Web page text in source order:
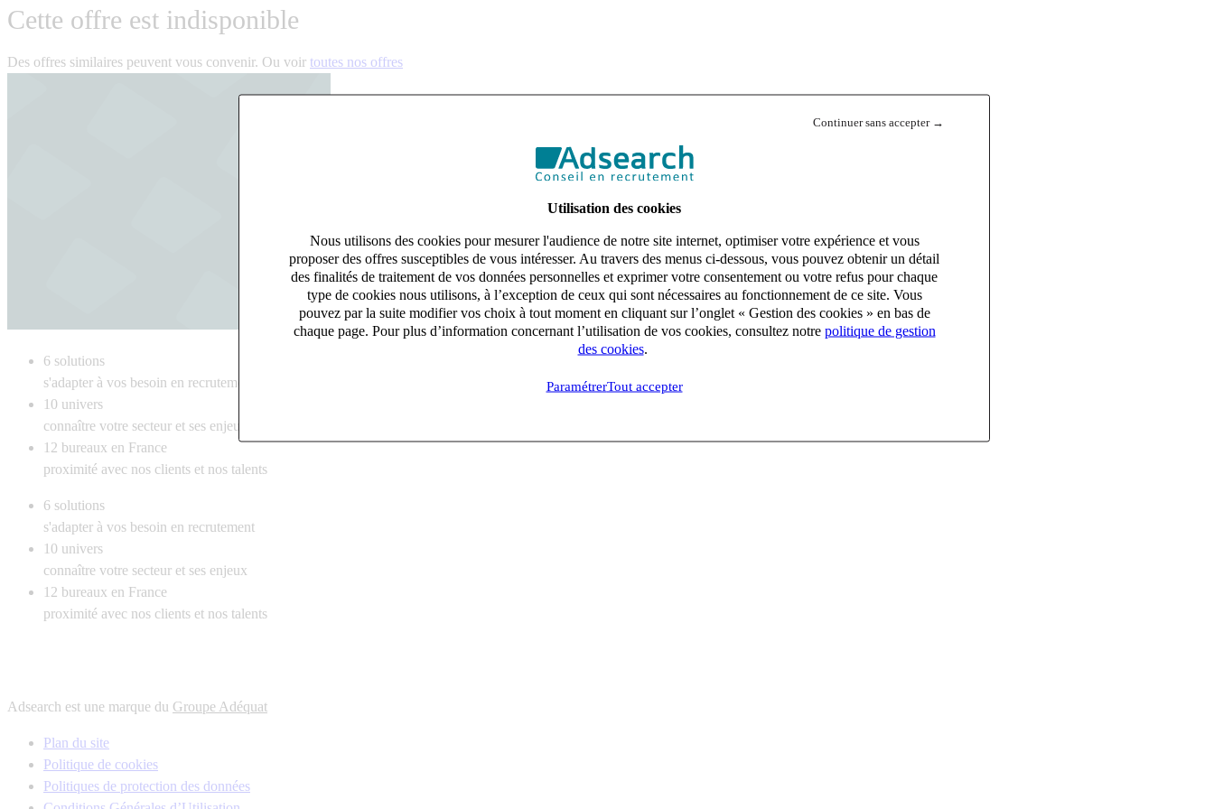
Continuer sans accepter →
Utilisation des cookies
Nous utilisons des cookies pour mesurer l'audience de notre site internet, optimiser votre expérience et vous
proposer des offres susceptibles de vous intéresser. Au travers des menus ci-dessous, vous pouvez obtenir un détail
des finalités de traitement de vos données personnelles et exprimer votre consentement ou votre refus pour chaque
type de cookies nous utilisons, à l’exception de ceux qui sont nécessaires au fonctionnement de ce site. Vous
pouvez par la suite modifier vos choix à tout moment en cliquant sur l’onglet « Gestion des cookies » en bas de
chaque page. Pour plus d’information concernant l’utilisation de vos cookies, consultez notre politique de gestion
des cookies.
ParamétrerTout accepter
Cette offre est indisponible
Des offres similaires peuvent vous convenir. Ou voir toutes nos offres
6 solutions
s'adapter à vos besoin en recrutement
10 univers
connaître votre secteur et ses enjeux
12 bureaux en France
proximité avec nos clients et nos talents
6 solutions
s'adapter à vos besoin en recrutement
10 univers
connaître votre secteur et ses enjeux
12 bureaux en France
proximité avec nos clients et nos talents
Adsearch est une marque du Groupe Adéquat
Plan du site
Politique de cookies
Politiques de protection des données